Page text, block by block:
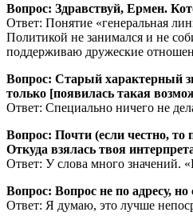
Вопрос: Здравствуй, Ермен.
Ответ: Понятие «генеральная
Политикой не занимался и не
поддерживаю дружеские
Вопрос: Старый характерный
только [появилась такая
Ответ: Специально ничего не
Вопрос: Почти (если честно,
Откуда взялась твоя
Ответ: У слова много значений.
Вопрос: Вопрос не по адресу,
Ответ: Я думаю, это лучше